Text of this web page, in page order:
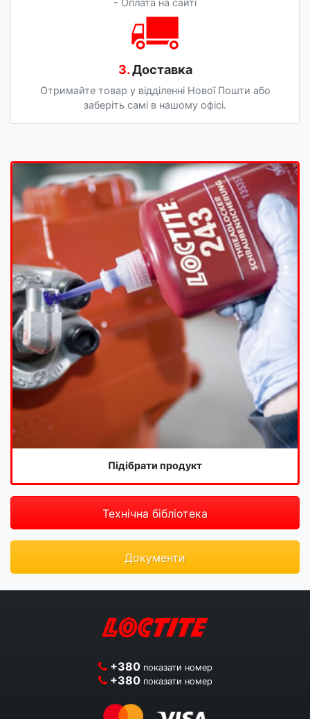
3.Доставка
Отримайте товар у відділенні Нової Пошти або
заберіть самі в нашому офісі.
Підібрати продукт
Технічна бібліотека
Документи
+380 показати номер
+380 показати номер